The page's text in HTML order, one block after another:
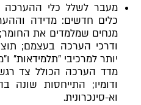
מעבר לשלל כלי ההערכה
כלים חדשים: מדידה
מנחים שמלמדים את החומר;
ודרכי הערכה בעצמם;
יותר למרכיבי "תלמידאות"
מדד הערכה הכולל צד
ודומיו; התייחסות שונה
וא-סינכרונית.